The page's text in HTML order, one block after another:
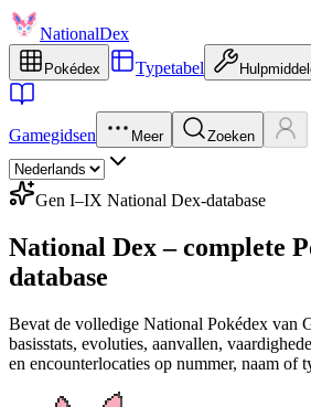
NationalDex
Pokédex Typetabel
Gamegidsen Meer Zoeken
Gen I–IX National Dex-database
National Dex – complete
database
Bevat de volledige National Pokédex van
basisstats, evoluties, aanvallen,
en encounterlocaties op nummer, naam of